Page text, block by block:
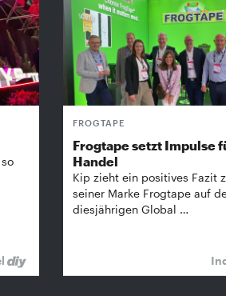
FROGTAPE
Frogtape setzt Impulse
Handel
Kip zieht ein positives Fazit
seiner Marke Frogtape auf
diesjährigen Global …